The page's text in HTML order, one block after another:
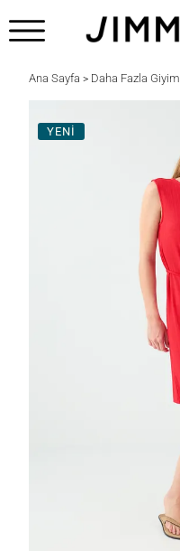
Ana Sayfa > Daha Fazla Giyim
YENİ